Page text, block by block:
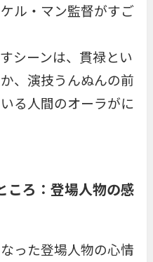
ル・マン監督がすご
シーンは、貫禄とい
、演技うんぬんの前
る人間のオーラがに
ころ：登場人物の感
った登場人物の心情